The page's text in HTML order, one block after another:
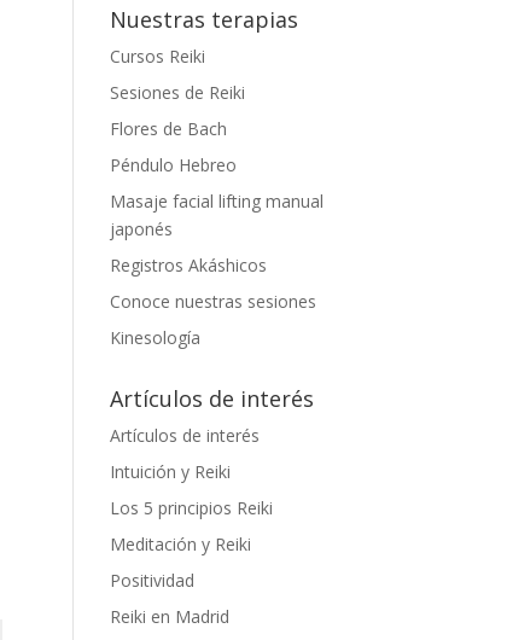
Nuestras terapias
Cursos Reiki
Sesiones de Reiki
Flores de Bach
Péndulo Hebreo
Masaje facial lifting manual
japonés
Registros Akáshicos
Conoce nuestras sesiones
Kinesología
Artículos de interés
Artículos de interés
Intuición y Reiki
Los 5 principios Reiki
Meditación y Reiki
Positividad
Reiki en Madrid